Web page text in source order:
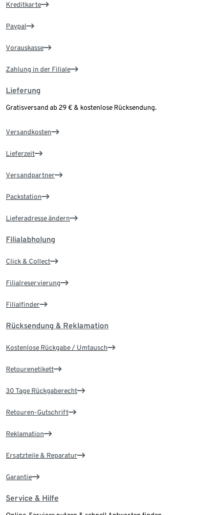
Kreditkarte
Paypal
Vorauskasse
Zahlung in der Filiale
Lieferung
Gratisversand ab 29 € & kostenlose Rücksendung.
Versandkosten
Lieferzeit
Versandpartner
Packstation
Lieferadresse ändern
Filialabholung
Click & Collect
Filialreservierung
Filialfinder
Rücksendung & Reklamation
Kostenlose Rückgabe / Umtausch
Retourenetikett
30 Tage Rückgaberecht
Retouren-Gutschrift
Reklamation
Ersatzteile & Reparatur
Garantie
Service & Hilfe